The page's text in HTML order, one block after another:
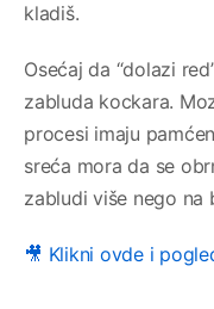
kladiš.
Osećaj da “dolazi
zabluda kockara.
procesi imaju
sreća mora da se
zabludi više nego na
🎥 Klikni ovde i